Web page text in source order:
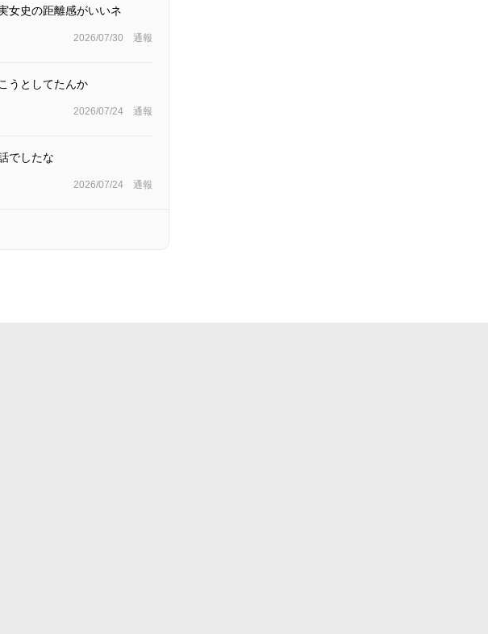
女史の距離感がいいネ
2026/07/30 通報
うとしてたんか
2026/07/24 通報
でしたな
2026/07/24 通報